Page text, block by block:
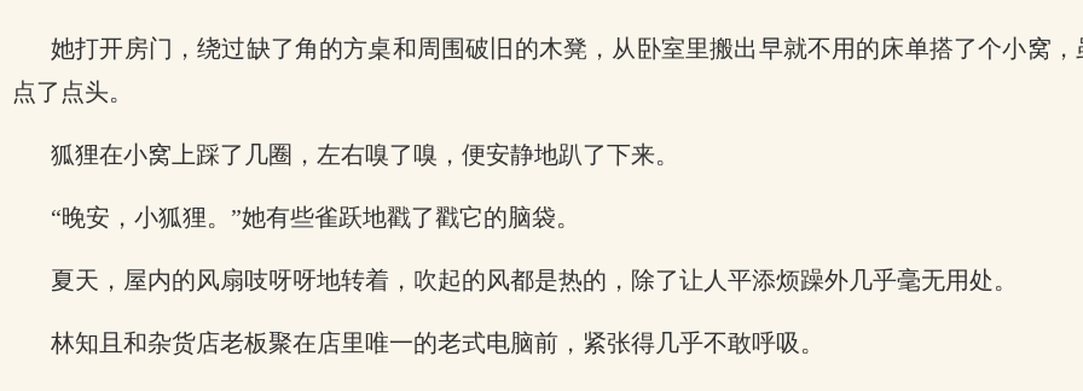
她打开房门，绕过缺了角的方桌和周围破旧的木凳，从卧室里搬出早就不用的床单搭了个小窝
点了点头。
狐狸在小窝上踩了几圈，左右嗅了嗅，便安静地趴了下来。
“晚安，小狐狸。”她有些雀跃地戳了戳它的脑袋。
夏天，屋内的风扇吱呀呀地转着，吹起的风都是热的，除了让人平添烦躁外几乎毫无用处。
林知且和杂货店老板聚在店里唯一的老式电脑前，紧张得几乎不敢呼吸。